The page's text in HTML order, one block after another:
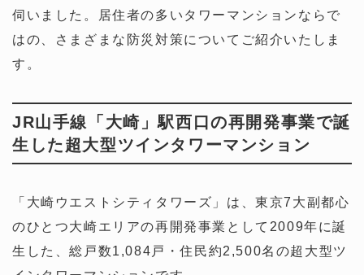
伺いました。居住者の多いタワーマンションならで
はの、さまざまな防災対策についてご紹介いたしま
す。
JR山手線「大崎」駅西口の再開発事業で誕
生した超大型ツインタワーマンション
「大崎ウエストシティタワーズ」は、東京7大副都心
のひとつ大崎エリアの再開発事業として2009年に誕
生した、総戸数1,084戸・住民約2,500名の超大型ツ